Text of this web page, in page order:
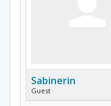
Sabinerin
Guest